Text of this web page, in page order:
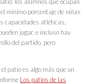
mínimo porcentaje de niñas
capacidades atléticas,
jugar, e incluso hay
del partido, pero
patio es algo más que un
Los patios de las